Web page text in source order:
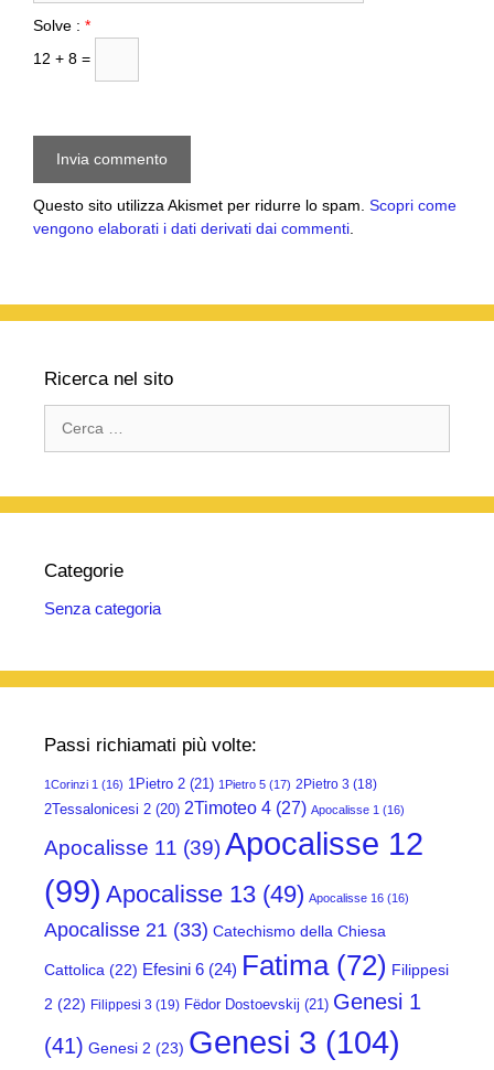
Solve : *
12 + 8 =
Questo sito utilizza Akismet per ridurre lo spam. Scopri come
vengono elaborati i dati derivati dai commenti.
Ricerca nel sito
per:
Categorie
Senza categoria
Passi richiamati più volte:
1Corinzi 1 (16) 1Pietro 2 (21) 1Pietro 5 (17) 2Pietro 3 (18)
2Tessalonicesi 2 (20) 2Timoteo 4 (27) Apocalisse 1 (16)
Apocalisse 11 (39)Apocalisse 12
(99) Apocalisse 13 (49) Apocalisse 16 (16)
Apocalisse 21 (33) Catechismo della Chiesa
Cattolica (22) Efesini 6 (24) Fatima(72) Filippesi
2 (22) Filippesi 3 (19) Fëdor Dostoevskij (21) Genesi 1
(41) Genesi 2 (23) Genesi 3 (104)